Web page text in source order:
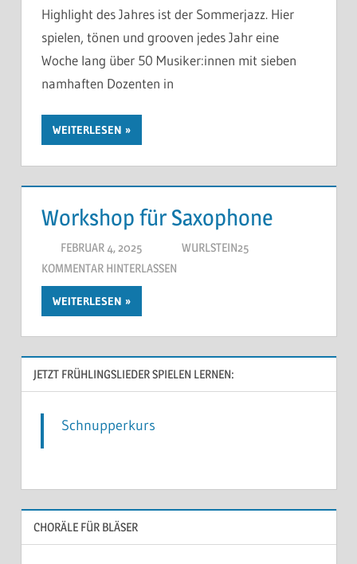
Highlight des Jahres ist der Sommerjazz. Hier
spielen, tönen und grooven jedes Jahr eine
Woche lang über 50 Musiker:innen mit sieben
namhaften Dozenten in
WEITERLESEN
Workshop für Saxophone
FEBRUAR 4, 2025
WURLSTEIN25
KOMMENTAR HINTERLASSEN
WEITERLESEN
JETZT FRÜHLINGSLIEDER SPIELEN LERNEN:
Schnupperkurs
CHORÄLE FÜR BLÄSER